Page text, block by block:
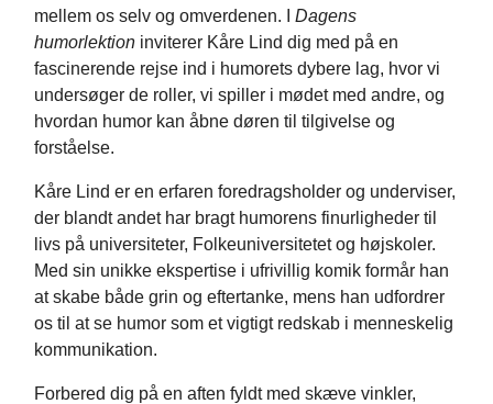
mellem os selv og omverdenen. I Dagens
humorlektion inviterer Kåre Lind dig med på en
fascinerende rejse ind i humorets dybere lag, hvor vi
undersøger de roller, vi spiller i mødet med andre, og
hvordan humor kan åbne døren til tilgivelse og
forståelse.
Kåre Lind er en erfaren foredragsholder og underviser,
der blandt andet har bragt humorens finurligheder til
livs på universiteter, Folkeuniversitetet og højskoler.
Med sin unikke ekspertise i ufrivillig komik formår han
at skabe både grin og eftertanke, mens han udfordrer
os til at se humor som et vigtigt redskab i menneskelig
kommunikation.
Forbered dig på en aften fyldt med skæve vinkler,